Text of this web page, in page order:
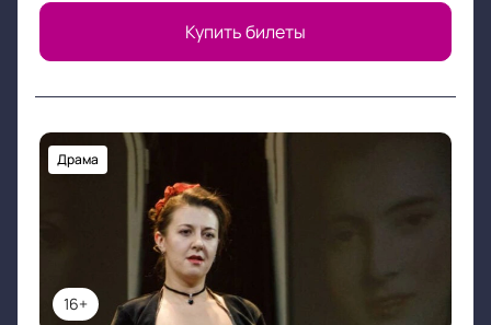
Купить билеты
16+
Драма